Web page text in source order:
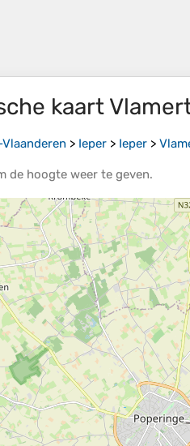
kaart
> Ieper > Ieper >
de hoogte weer te geven.